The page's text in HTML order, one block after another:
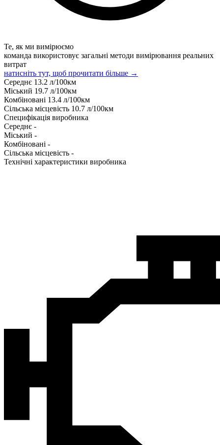
Те, як ми вимірюємо
команда використовує загальні методи вимірювання реальних
витрат
натисніть тут, щоб прочитати більше →
Середнє 13.2 л/100км
Міський 19.7 л/100км
Комбіновані 13.4 л/100км
Сільська місцевість 10.7 л/100км
Специфікація виробника
Середнє -
Міський -
Комбіновані -
Сільська місцевість -
Технічні характеристики виробника